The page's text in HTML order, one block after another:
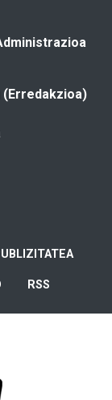
(Erredakzioa)
RSS